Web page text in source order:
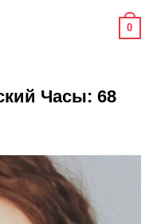
0
Часы: 68